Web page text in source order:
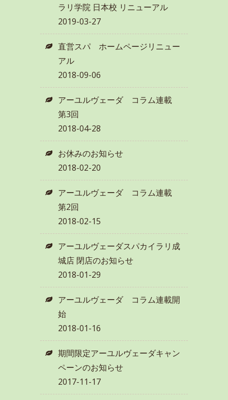
ラリ学院 日本校 リニューアル
2019-03-27
直営スパ ホームページリニュー
アル
2018-09-06
アーユルヴェーダ コラム連載
第3回
2018-04-28
お休みのお知らせ
2018-02-20
アーユルヴェーダ コラム連載
第2回
2018-02-15
アーユルヴェーダスパカイラリ成
城店 閉店のお知らせ
2018-01-29
アーユルヴェーダ コラム連載開
始
2018-01-16
期間限定アーユルヴェーダキャン
ペーンのお知らせ
2017-11-17